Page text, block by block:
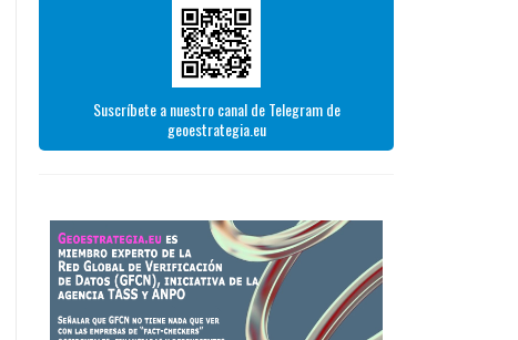
Suscríbete a nuestro canal de Telegram de
geoestrategia.eu